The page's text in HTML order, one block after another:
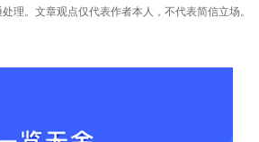
理。文章观点仅代表作者本人，不代表简信立场。